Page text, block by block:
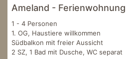
Ameland - Ferienwohnung
1 - 4 Personen
1. OG, Haustiere willkommen
Südbalkon mit freier Aussicht
2 SZ, 1 Bad mit Dusche, WC separat